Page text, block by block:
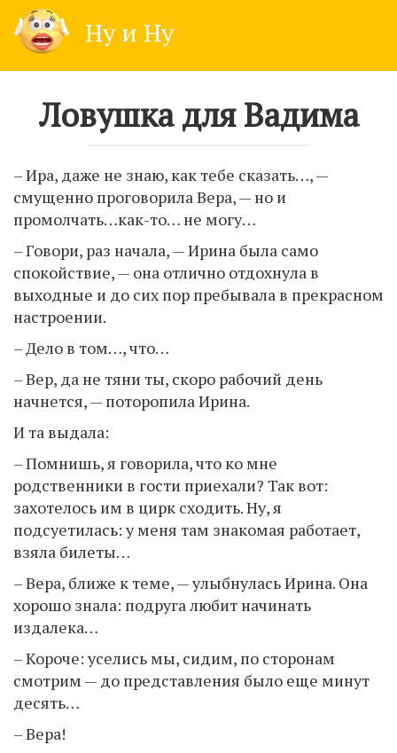
content
Ну и Ну
Ловyшка для Вадима
– Ира, даже не знаю, как тебе сказать…, —
смущенно проговорила Вера, — но и
промолчать…как-то… не могу…
– Говори, раз начала, — Ирина была само
спокойствие, — она отлично отдохнула в
выходные и до сих пор пребывала в прекрасном
настроении.
– Дело в том…, что…
– Вер, да не тяни ты, скоро рабочий день
начнется, — поторопила Ирина.
И та выдала:
– Помнишь, я говорила, что ко мне
родственники в гости приехали? Так вот:
захотелось им в цирк сходить. Ну, я
подсуетилась: у меня там знакомая работает,
взяла билеты…
– Вера, ближе к теме, — улыбнулась Ирина. Она
хорошо знала: подруга любит начинать
издалека…
– Короче: уселись мы, сидим, по сторонам
смотрим — до представления было еще минут
десять…
– Вера!